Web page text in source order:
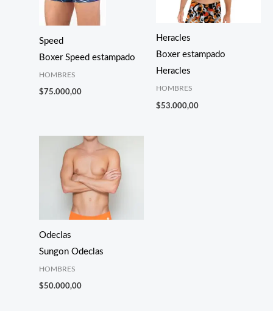
Speed
Boxer Speed estampado
HOMBRES
$75.000,00
Heracles
Boxer estampado
Heracles
HOMBRES
$53.000,00
Odeclas
Sungon Odeclas
HOMBRES
$50.000,00